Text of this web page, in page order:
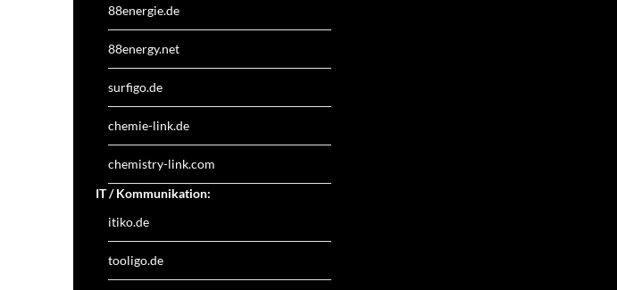
88energie.de
88energy.net
surfigo.de
chemie-link.de
chemistry-link.com
IT / Kommunikation:
itiko.de
tooligo.de